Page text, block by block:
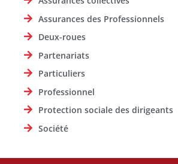
Assurances des Professionnels
Deux-roues
Partenariats
Particuliers
Professionnel
Protection sociale des dirigeants
Société